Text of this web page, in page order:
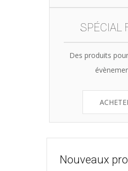
SPÉCIAL
Des produits
Nouveaux